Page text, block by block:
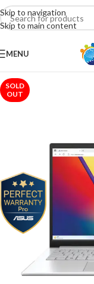
Skip to navigation
Skip to main content
MENU
SOLD
OUT